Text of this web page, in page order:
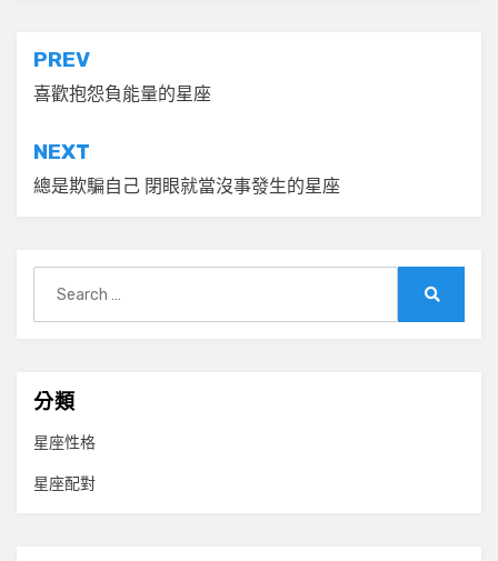
文
章
導
覽
PREV
喜歡抱怨負能量的星座
NEXT
總是欺騙自己 閉眼就當沒事發生的星座
for:
分類
星座性格
星座配對